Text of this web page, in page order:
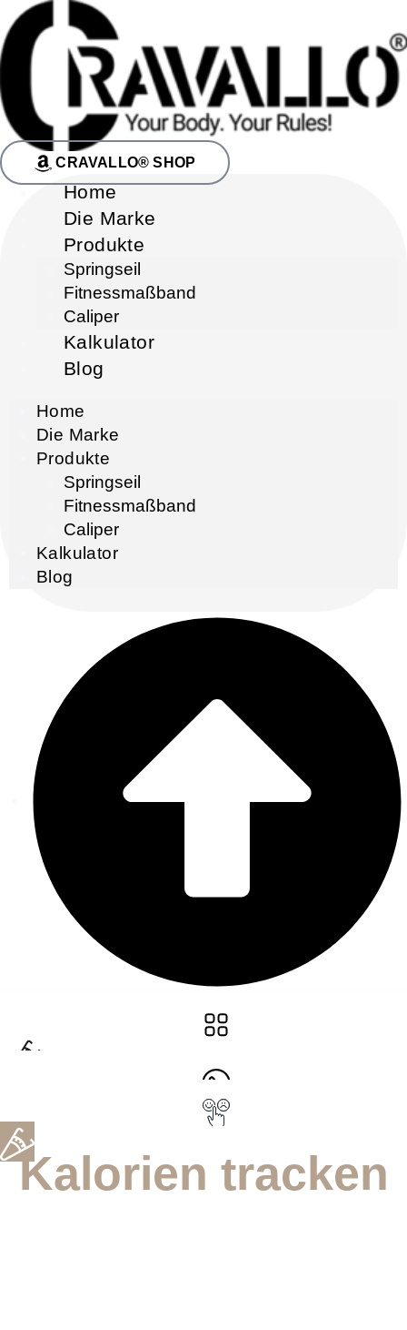
CRAVALLO® SHOP
Home
Die Marke
Produkte
Springseil
Fitnessmaßband
Caliper
Kalkulator
Blog
Home
Die Marke
Produkte
Springseil
Fitnessmaßband
Caliper
Kalkulator
Blog
Kalorien tracken